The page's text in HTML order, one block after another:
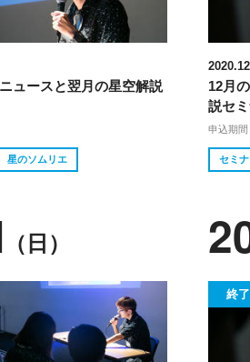
ュースと翌月の星空解説
星のソムリエ
12月
説セ
申込期間
セミ
（日）
終